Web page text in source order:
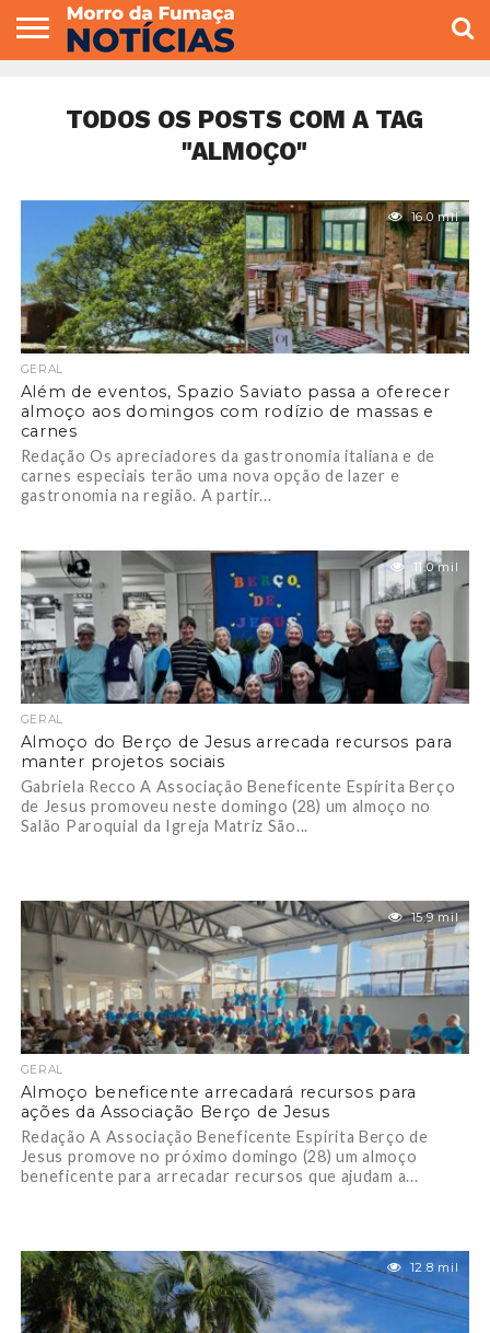
VEREADORES
TODOS OS POSTS COM A TAG
"ALMOÇO"
16.0 mil
GERAL
Além de eventos, Spazio Saviato passa a oferecer
almoço aos domingos com rodízio de massas e
carnes
Redação Os apreciadores da gastronomia italiana e de
carnes especiais terão uma nova opção de lazer e
gastronomia na região. A partir...
11.0 mil
GERAL
Almoço do Berço de Jesus arrecada recursos para
manter projetos sociais
Gabriela Recco A Associação Beneficente Espírita Berço
de Jesus promoveu neste domingo (28) um almoço no
Salão Paroquial da Igreja Matriz São...
15.9 mil
GERAL
Almoço beneficente arrecadará recursos para
ações da Associação Berço de Jesus
Redação A Associação Beneficente Espírita Berço de
Jesus promove no próximo domingo (28) um almoço
beneficente para arrecadar recursos que ajudam a...
12.8 mil